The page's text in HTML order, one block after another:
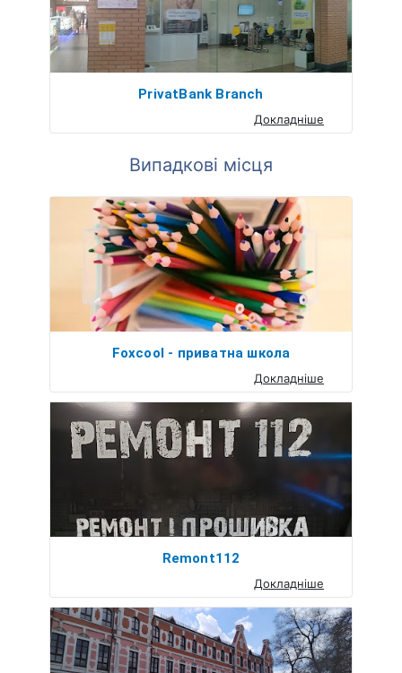
PrivatBank Branch
Докладніше
Випадкові місця
Foxcool - приватна школа
Докладніше
Remont112
Докладніше